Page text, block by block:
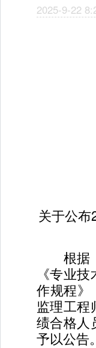
2025-9-22
关于公
根据《
《专业
作规程》
监理工程
绩合格人
予以公告。